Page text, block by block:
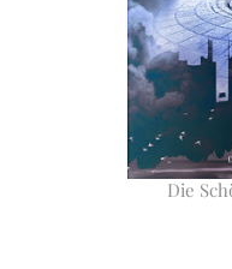
Die